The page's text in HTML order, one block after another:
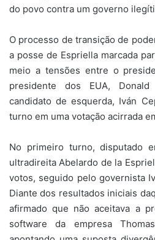
do povo contra um governo
O processo de transição de
a posse de Espriella marcada
meio a tensões entre o
presidente dos EUA,
candidato de esquerda, Iván
turno em uma votação acirrada
No primeiro turno, disputado
ultradireita Abelardo de la
votos, seguido pelo governista
Diante dos resultados iniciais
afirmado que não aceitava a
software da empresa